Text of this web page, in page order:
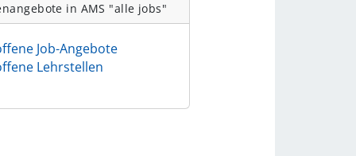
in AMS "alle jobs"
Job-Angebote
Lehrstellen